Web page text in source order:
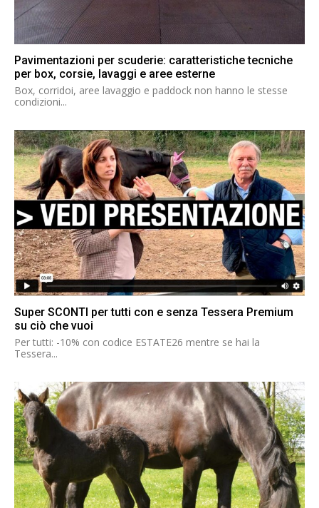
Pavimentazioni per scuderie: caratteristiche tecniche
per box, corsie, lavaggi e aree esterne
Box, corridoi, aree lavaggio e paddock non hanno le stesse
condizioni...
Super SCONTI per tutti con e senza Tessera Premium
su ciò che vuoi
Per tutti: -10% con codice ESTATE26 mentre se hai la
Tessera...